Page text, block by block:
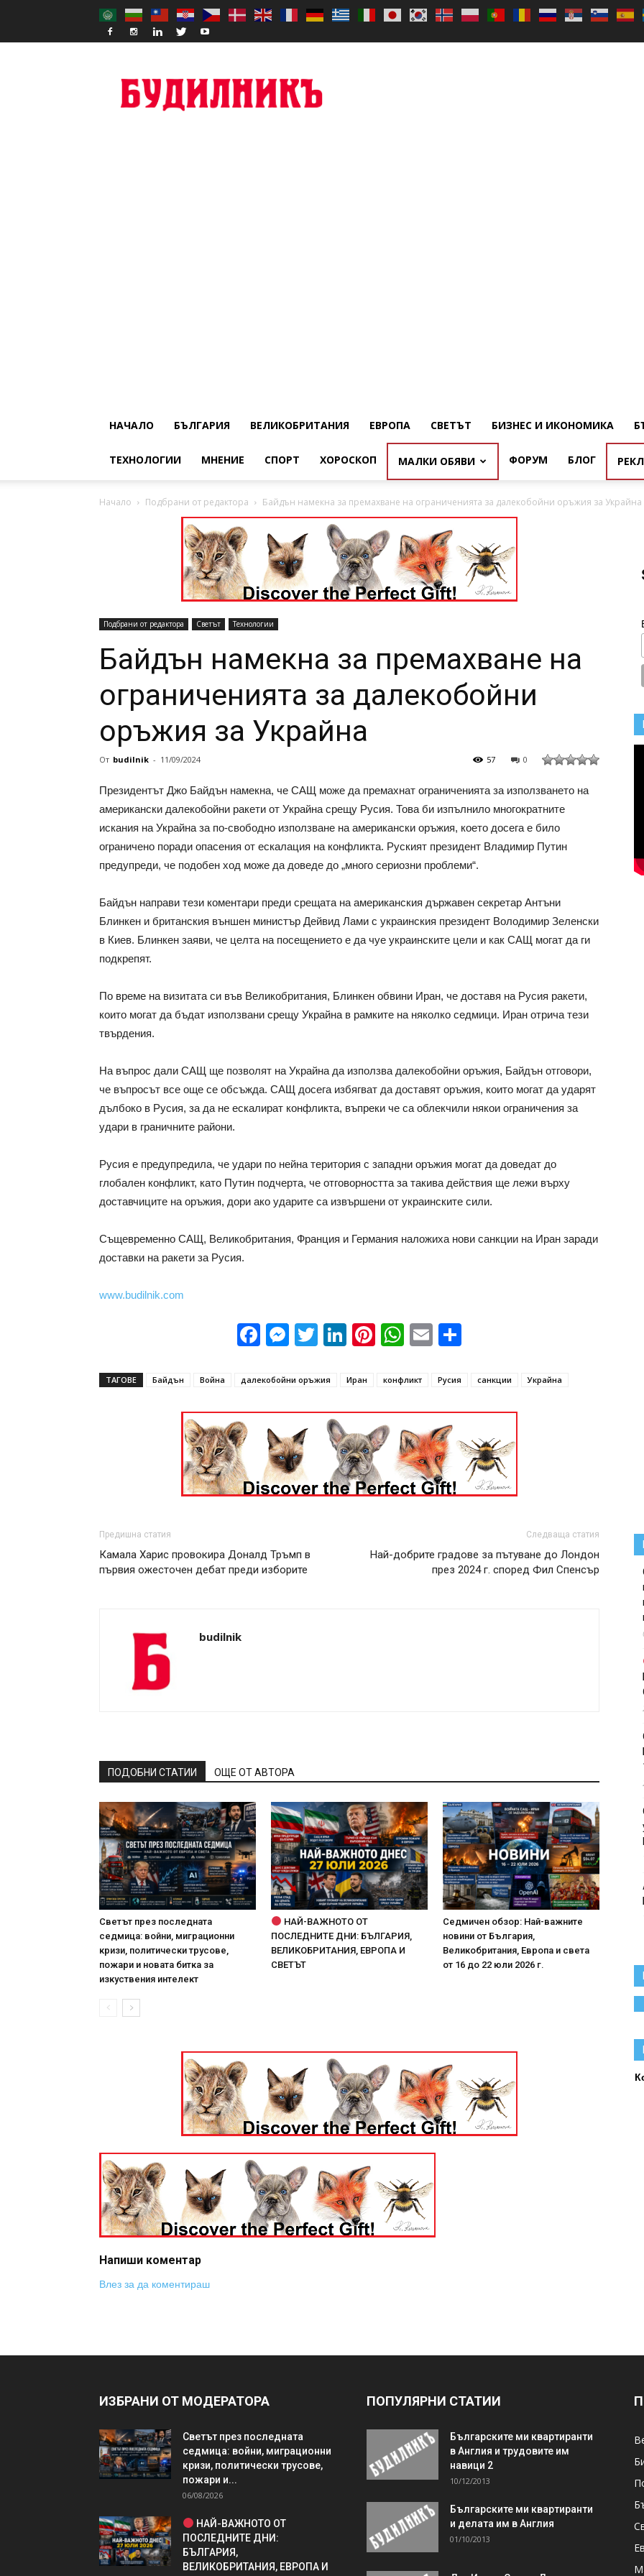
НАЧАЛО БЪЛГАРИЯ ВЕЛИКОБРИТАНИЯ ЕВРОПА СВЕТЪТ БИЗНЕС И ИКОНОМИКА
ТЕХНОЛОГИИ МНЕНИЕ СПОРТ ХОРОСКОП МАЛКИ ОБЯВИ ФОРУМ БЛОГ
Начало Подбрани от редактора Байдън намекна за премахване на ограниченията за далекобойни оръжия за Украйна
Подбрани от редактора Светът Технологии
Байдън намекна за премахване на
ограниченията за далекобойни
оръжия за Украйна
От budilnik - 11/09/2024 0
57
Президентът Джо Байдън намекна, че САЩ може да премахнат ограниченията за използването на
американски далекобойни ракети от Украйна срещу Русия. Това би изпълнило многократните
искания на Украйна за по-свободно използване на американски оръжия, което досега е било
ограничено поради опасения от ескалация на конфликта. Руският президент Владимир Путин
предупреди, че подобен ход може да доведе до „много сериозни проблеми“.
Байдън направи тези коментари преди срещата на американския държавен секретар Антъни
Блинкен и британския външен министър Дейвид Лами с украинския президент Володимир Зеленски
в Киев. Блинкен заяви, че целта на посещението е да чуе украинските цели и как САЩ могат да ги
подкрепят.
По време на визитата си във Великобритания, Блинкен обвини Иран, че доставя на Русия ракети,
които могат да бъдат използвани срещу Украйна в рамките на няколко седмици. Иран отрича тези
твърдения.
На въпрос дали САЩ ще позволят на Украйна да използва далекобойни оръжия, Байдън отговори,
че въпросът все още се обсъжда. САЩ досега избягват да доставят оръжия, които могат да ударят
дълбоко в Русия, за да не ескалират конфликта, въпреки че са облекчили някои ограничения за
удари в граничните райони.
Русия е предупредила, че удари по нейна територия с западни оръжия могат да доведат до
глобален конфликт, като Путин подчерта, че отговорността за такива действия ще лежи върху
доставчиците на оръжия, дори ако ударите са извършени от украинските сили.
Същевременно САЩ, Великобритания, Франция и Германия наложиха нови санкции на Иран заради
доставки на ракети за Русия.
www.budilnik.com
Facebook
Messenger
Twitter
LinkedIn
Pinterest
WhatsApp
Email
ТАГОВЕ Байдън Война далекобойни оръжия Иран конфликт Русия санкции Украйна
Предишна статия
Камала Харис провокира Доналд Тръмп в
първия ожесточен дебат преди изборите
Следваща статия
Най-добрите градове за пътуване до Лондон
през 2024 г. според Фил Спенсър
budilnik
ПОДОБНИ СТАТИИ ОЩЕ ОТ АВТОРА
Светът през последната
седмица: войни, миграционни
кризи, политически трусове,
пожари и новата битка за
изкуствения интелект
НАЙ-ВАЖНОТО ОТ
ПОСЛЕДНИТЕ ДНИ: БЪЛГАРИЯ,
ВЕЛИКОБРИТАНИЯ, ЕВРОПА И
СВЕТЪТ
Седмичен обзор: Най-важните
новини от България,
Великобритания, Европа и света
от 16 до 22 юли 2026 г.
Напиши коментар
Влез за да коментираш
ИЗБРАНИ ОТ МОДЕРАТОРА
Светът през последната
седмица: войни, миграционни
кризи, политически трусове,
пожари и...
06/08/2026
НАЙ-ВАЖНОТО ОТ
ПОСЛЕДНИТЕ ДНИ:
БЪЛГАРИЯ,
ВЕЛИКОБРИТАНИЯ, ЕВРОПА И
ПОПУЛЯРНИ СТАТИИ
Българските ми квартиранти
в Англия и трудовите им
навици 2
10/12/2013
Българските ми квартиранти
и делата им в Англия
01/10/2013